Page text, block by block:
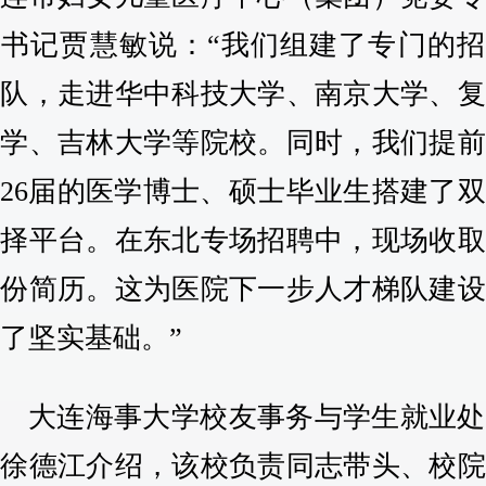
记贾慧敏说：“我们组建了专门的
，走进华中科技大学、南京大学、
、吉林大学等院校。同时，我们提
届的医学博士、硕士毕业生搭建了
平台。在东北专场招聘中，现场收
简历。这为医院下一步人才梯队建
坚实基础。”
大连海事大学校友事务与学生就业
德江介绍，该校负责同志带头、校